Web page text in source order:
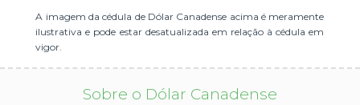
A imagem da cédula de Dólar Canadense acima é meramente
ilustrativa e pode estar desatualizada em relação à cédula em
vigor.
Sobre o Dólar Canadense